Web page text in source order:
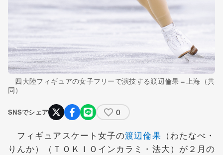
四大陸フィギュアの女子フリーで演技する渡辺倫果＝上海（共
同）
SNSでシェア 0
フィギュアスケート女子の渡辺倫果 （わたなべ・
りんか）（ＴＯＫＩＯインカラミ・法大）が２月の